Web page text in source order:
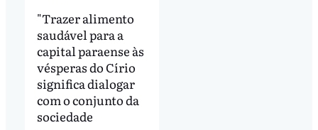
"Trazer alimento
saudável para a
capital paraense às
vésperas do Círio
significa dialogar
com o conjunto da
sociedade